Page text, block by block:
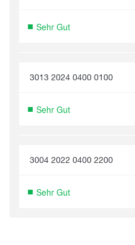
Sehr Gut
3013 2024 0400 0100
Sehr Gut
3004 2022 0400 2200
Sehr Gut